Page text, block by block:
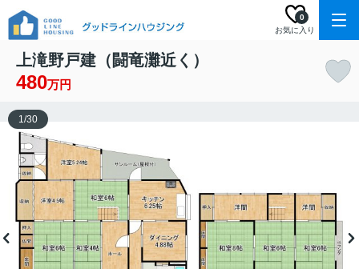
お気に入り
0
上滝野戸建（闘竜灘近く）
480万円
1/30